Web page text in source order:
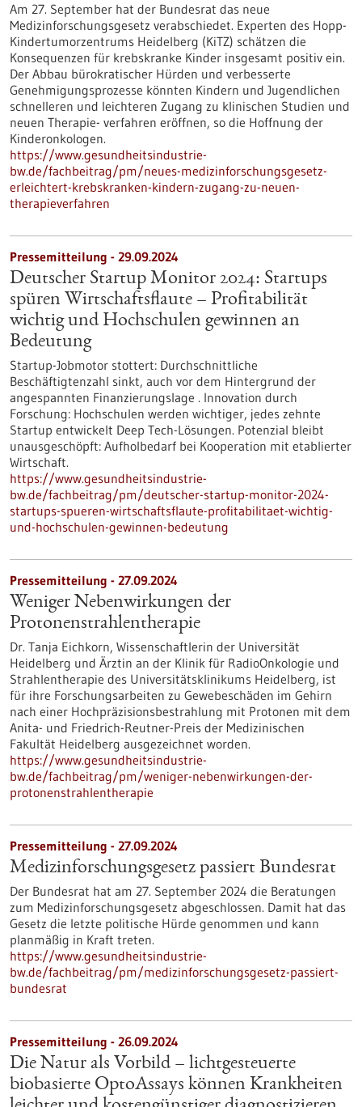
Am 27. September hat der Bundesrat das neue
Medizinforschungsgesetz verabschiedet. Experten des Hopp-
Kindertumorzentrums Heidelberg (KiTZ) schätzen die
Konsequenzen für krebskranke Kinder insgesamt positiv ein.
Der Abbau bürokratischer Hürden und verbesserte
Genehmigungsprozesse könnten Kindern und Jugendlichen
schnelleren und leichteren Zugang zu klinischen Studien und
neuen Therapie- verfahren eröffnen, so die Hoffnung der
Kinderonkologen.
https://www.gesundheitsindustrie-
bw.de/fachbeitrag/pm/neues-medizinforschungsgesetz-
erleichtert-krebskranken-kindern-zugang-zu-neuen-
therapieverfahren
Pressemitteilung - 29.09.2024
Deutscher Startup Monitor 2024: Startups
spüren Wirtschaftsflaute – Profitabilität
wichtig und Hochschulen gewinnen an
Bedeutung
Startup-Jobmotor stottert: Durchschnittliche
Beschäftigtenzahl sinkt, auch vor dem Hintergrund der
angespannten Finanzierungslage . Innovation durch
Forschung: Hochschulen werden wichtiger, jedes zehnte
Startup entwickelt Deep Tech-Lösungen. Potenzial bleibt
unausgeschöpft: Aufholbedarf bei Kooperation mit etablierter
Wirtschaft.
https://www.gesundheitsindustrie-
bw.de/fachbeitrag/pm/deutscher-startup-monitor-2024-
startups-spueren-wirtschaftsflaute-profitabilitaet-wichtig-
und-hochschulen-gewinnen-bedeutung
Pressemitteilung - 27.09.2024
Weniger Nebenwirkungen der
Protonenstrahlentherapie
Dr. Tanja Eichkorn, Wissenschaftlerin der Universität
Heidelberg und Ärztin an der Klinik für RadioOnkologie und
Strahlentherapie des Universitätsklinikums Heidelberg, ist
für ihre Forschungsarbeiten zu Gewebeschäden im Gehirn
nach einer Hochpräzisionsbestrahlung mit Protonen mit dem
Anita- und Friedrich-Reutner-Preis der Medizinischen
Fakultät Heidelberg ausgezeichnet worden.
https://www.gesundheitsindustrie-
bw.de/fachbeitrag/pm/weniger-nebenwirkungen-der-
protonenstrahlentherapie
Pressemitteilung - 27.09.2024
Medizinforschungsgesetz passiert Bundesrat
Der Bundesrat hat am 27. September 2024 die Beratungen
zum Medizinforschungsgesetz abgeschlossen. Damit hat das
Gesetz die letzte politische Hürde genommen und kann
planmäßig in Kraft treten.
https://www.gesundheitsindustrie-
bw.de/fachbeitrag/pm/medizinforschungsgesetz-passiert-
bundesrat
Pressemitteilung - 26.09.2024
Die Natur als Vorbild – lichtgesteuerte
biobasierte OptoAssays können Krankheiten